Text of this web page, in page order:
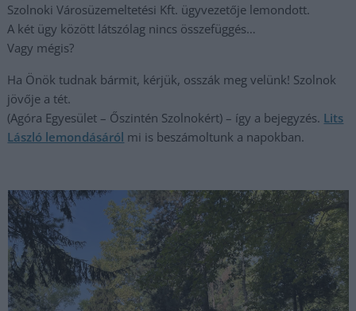
Szolnoki Városüzemeltetési Kft. ügyvezetője lemondott.
A két ügy között látszólag nincs összefüggés…
Vagy mégis?
Ha Önök tudnak bármit, kérjük, osszák meg velünk! Szolnok
jövője a tét.
(Agóra Egyesület – Őszintén Szolnokért) – így a bejegyzés. Lits
László lemondásáról mi is beszámoltunk a napokban.